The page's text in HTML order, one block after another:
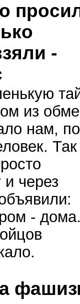
-
из
нам,
через
-